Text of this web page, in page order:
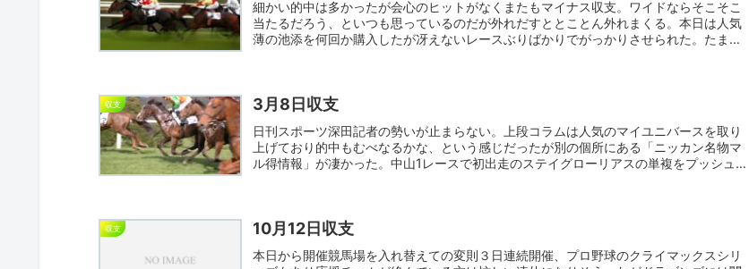
細かい的中は多かったが会心のヒットがなくまたもマイナス収支。ワイドならそこそこ
当たるだろう、といつも思っているのだが外れだすととことん外れまくる。本日は人気
薄の池添を何回か購入したが冴えないレースぶりばかりでがっかりさせられた。たまに
収支 3月8日収支
日刊スポーツ深田記者の勢いが止まらない。上段コラムは人気のマイユニバースを取り
上げており的中もむべなるかな、という感じだったが別の個所にある「ニッカン名物マ
ル得情報」が凄かった。中山1レースで初出走のステイグローリアスの単複をプッシュし
収支 10月12日収支
本日から開催競馬場を入れ替えての変則３日連続開催、プロ野球のクライマックスシリ